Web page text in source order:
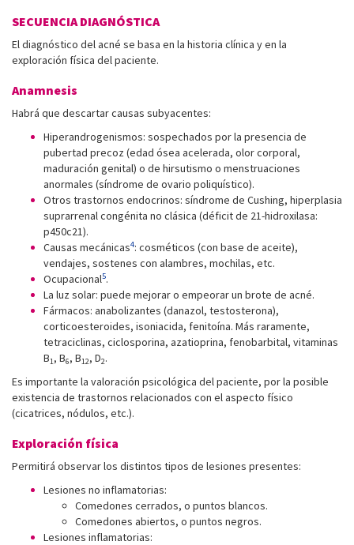
SECUENCIA DIAGNÓSTICA
El diagnóstico del acné se basa en la historia clínica y en la
exploración física del paciente.
Anamnesis
Habrá que descartar causas subyacentes:
Hiperandrogenismos: sospechados por la presencia de
pubertad precoz (edad ósea acelerada, olor corporal,
maduración genital) o de hirsutismo o menstruaciones
anormales (síndrome de ovario poliquístico).
Otros trastornos endocrinos: síndrome de Cushing, hiperplasia
suprarrenal congénita no clásica (déficit de 21-hidroxilasa:
p450c21).
Causas mecánicas4: cosméticos (con base de aceite),
vendajes, sostenes con alambres, mochilas, etc.
Ocupacional5.
La luz solar: puede mejorar o empeorar un brote de acné.
Fármacos: anabolizantes (danazol, testosterona),
corticoesteroides, isoniacida, fenitoína. Más raramente,
tetraciclinas, ciclosporina, azatioprina, fenobarbital, vitaminas
B1, B6, B12, D2.
Es importante la valoración psicológica del paciente, por la posible
existencia de trastornos relacionados con el aspecto físico
(cicatrices, nódulos, etc.).
Exploración física
Permitirá observar los distintos tipos de lesiones presentes:
Lesiones no inflamatorias:
Comedones cerrados, o puntos blancos.
Comedones abiertos, o puntos negros.
Lesiones inflamatorias: